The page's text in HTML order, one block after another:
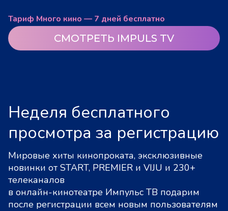
Тариф Много кино — 7 дней бесплатно
СМОТРЕТЬ IMPULS TV
Неделя бесплатного
просмотра за регистрацию
Мировые хиты кинопроката, эксклюзивные
новинки от START, PREMIER и VIJU и 230+
телеканалов
в онлайн-кинотеатре Импульс ТВ подарим
после регистрации всем новым пользователям